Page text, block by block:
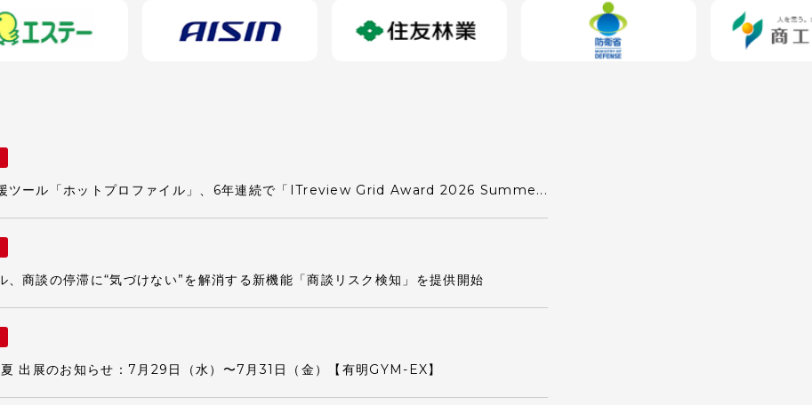
ツール「ホットプロファイル」、6年連続で「ITreview Grid Award 2026 Summe...
、商談の停滞に“気づけない”を解消する新機能「商談リスク検知」を提供開始
出展のお知らせ：7月29日（水）〜7月31日（金）【有明GYM-EX】